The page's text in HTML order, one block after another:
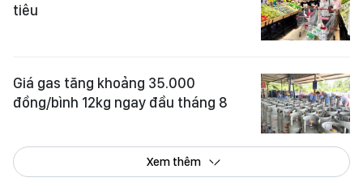
tiêu
Giá gas tăng khoảng 35.000
đồng/bình 12kg ngay đầu tháng 8
Xem thêm